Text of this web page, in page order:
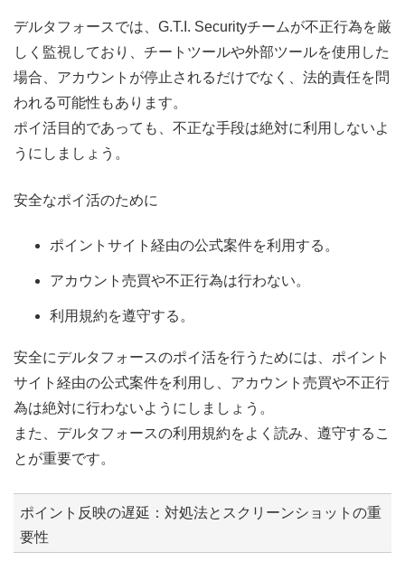
デルタフォースでは、G.T.I. Securityチームが不正行為を厳
しく監視しており、チートツールや外部ツールを使用した
場合、アカウントが停止されるだけでなく、法的責任を問
われる可能性もあります。
ポイ活目的であっても、不正な手段は絶対に利用しないよ
うにしましょう。
安全なポイ活のために
ポイントサイト経由の公式案件を利用する。
アカウント売買や不正行為は行わない。
利用規約を遵守する。
安全にデルタフォースのポイ活を行うためには、ポイント
サイト経由の公式案件を利用し、アカウント売買や不正行
為は絶対に行わないようにしましょう。
また、デルタフォースの利用規約をよく読み、遵守するこ
とが重要です。
ポイント反映の遅延：対処法とスクリーンショットの重
要性